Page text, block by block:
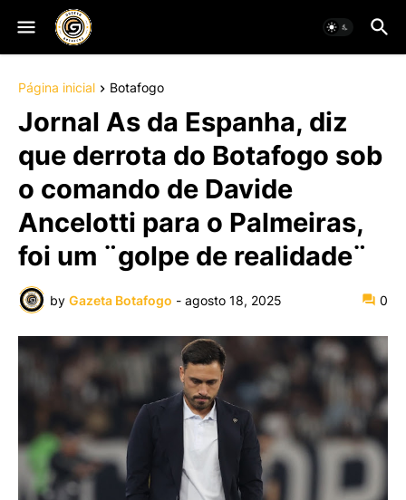
Página inicial Botafogo
Jornal As da Espanha, diz
que derrota do Botafogo sob
o comando de Davide
Ancelotti para o Palmeiras,
foi um ¨golpe de realidade¨
by Gazeta Botafogo - agosto 18, 2025 0